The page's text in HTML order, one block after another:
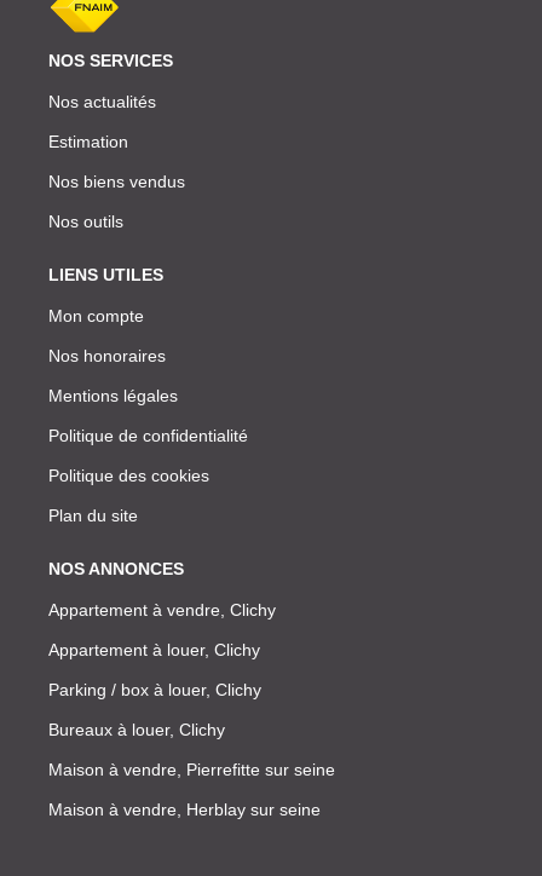
NOS SERVICES
Nos actualités
Estimation
Nos biens vendus
Nos outils
LIENS UTILES
Mon compte
Nos honoraires
Mentions légales
Politique de confidentialité
Politique des cookies
Plan du site
NOS ANNONCES
Appartement à vendre, Clichy
Appartement à louer, Clichy
Parking / box à louer, Clichy
Bureaux à louer, Clichy
Maison à vendre, Pierrefitte sur seine
Maison à vendre, Herblay sur seine